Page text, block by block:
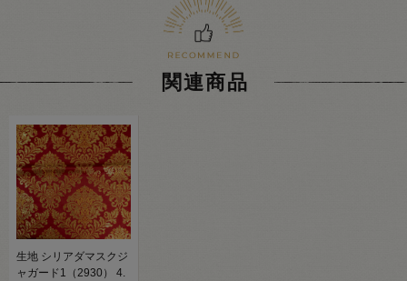
関連商品
生地 シリアダマスクジ
ャガード1（2930） 4.